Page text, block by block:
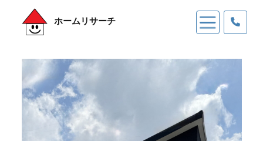
ホームリサーチ